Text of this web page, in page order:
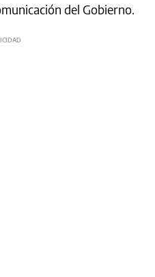
del Gobierno.